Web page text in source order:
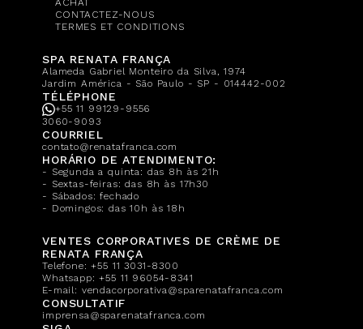
CONTACTEZ-NOUS
TERMES ET CONDITIONS
SPA RENATA FRANÇA
Alameda Gabriel Monteiro da Silva, 1974
Jardim América - São Paulo - SP - 014442-002
TÉLÉPHONE
+55 11 99129-9556
3060-9093
COURRIEL
contato@renatafranca.com
HORÁRIO DE ATENDIMENTO:
- Segunda a quinta: das 8h às 21h
- Sextas-feiras: das 8h às 17h30
- Sábados: fechado
- Domingos: das 10h às 18h
VENTES CORPORATIVES DE CRÈME DE
RENATA FRANÇA
Telefone:+55 11 3031-8300
Whatsapp:+55 11 96054-8341
E-mail: vendacorporativa@sparenatafranca.com
CONSULTATIF
imprensa@sparenatafranca.com